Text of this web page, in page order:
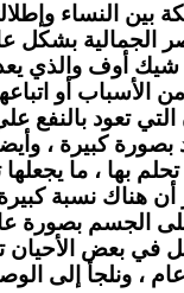
بين النساء
الجمالية
أوف والذي يعد
من الأسباب أو
التي تعود
بصورة كبيرة ،
تحلم بها ، ما
هناك نسبة
على الجسم
بل في بعض
، ونلجأ إلى